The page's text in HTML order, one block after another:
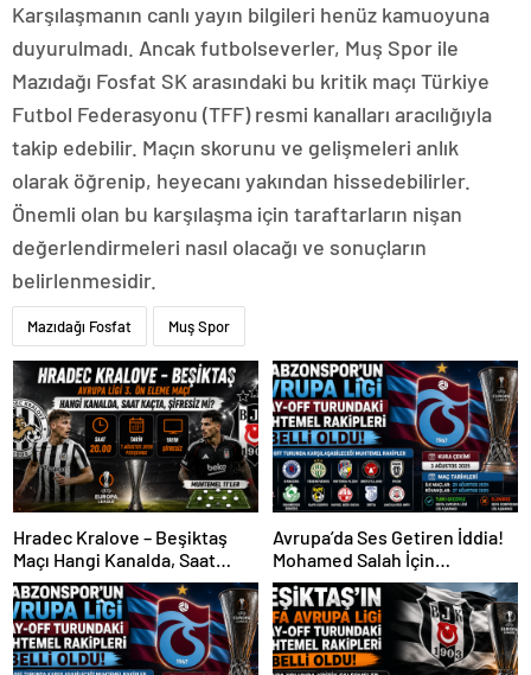
Karşılaşmanın canlı yayın bilgileri henüz kamuoyuna
duyurulmadı. Ancak futbolseverler, Muş Spor ile
Mazıdağı Fosfat SK arasındaki bu kritik maçı Türkiye
Futbol Federasyonu (TFF) resmi kanalları aracılığıyla
takip edebilir. Maçın skorunu ve gelişmeleri anlık
olarak öğrenip, heyecanı yakından hissedebilirler.
Önemli olan bu karşılaşma için taraftarların nişan
değerlendirmeleri nasıl olacağı ve sonuçların
belirlenmesidir.
Mazıdağı Fosfat Muş Spor
Hradec Kralove – Beşiktaş
Maçı Hangi Kanalda, Saat
Kaçta, Şifresiz Mi?
Avrupa’da Ses Getiren İddia!
Mohamed Salah İçin
Trabzonspor Sürprizi